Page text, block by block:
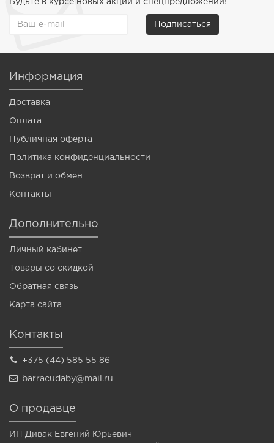
Будьте в курсе новых акций и спецпредложений!
Подписаться
Информация
Доставка
Оплата
Публичная оферта
Политика конфиденциальности
Возврат и обмен
Контакты
Дополнительно
Личный кабинет
Товары со скидкой
Обратная связь
Карта сайта
Контакты
+375 (44) 585 55 86
barracudaby@mail.ru
О продавце
ИП Дивак Евгений Юрьевич